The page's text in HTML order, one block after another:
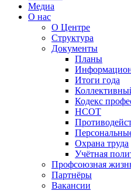
Медиа
О нас
О Центре
Структура
Документы
Планы
Итоги года
Кодекс
НСОТ
Охрана труда
Учётная
Профсоюзная
Партнёры
Вакансии